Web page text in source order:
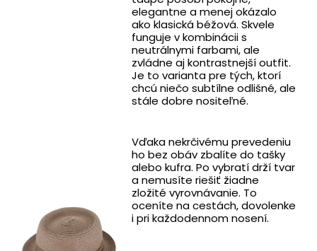
elegantne a menej okázalo
ako klasická béžová. Skvele
funguje v kombinácii s
neutrálnymi farbami, ale
zvládne aj kontrastnejší outfit.
Je to varianta pre tých, ktorí
chcú niečo subtílne odlišné, ale
stále dobre nositeľné.
Vďaka nekrčivému prevedeniu
ho bez obáv zbalíte do tašky
alebo kufra. Po vybratí drží tvar
a nemusíte riešiť žiadne
zložité vyrovnávanie. To
oceníte na cestách, dovolenke
i pri každodennom nosení.